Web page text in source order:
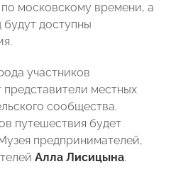
московскому времени, а
будут доступны
участников
представители местных
сообщества.
путешествия будет
предпринимателей,
Алла Лисицына.